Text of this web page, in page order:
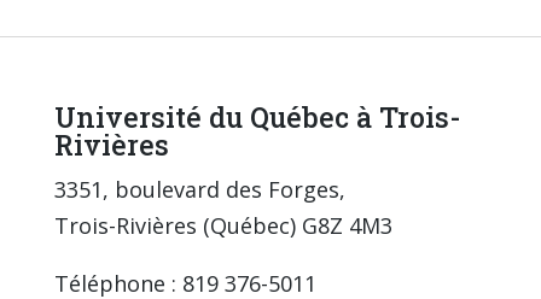
Université du Québec à Trois-
Rivières
3351, boulevard des Forges,
Trois-Rivières (Québec) G8Z 4M3
Téléphone : 819 376-5011